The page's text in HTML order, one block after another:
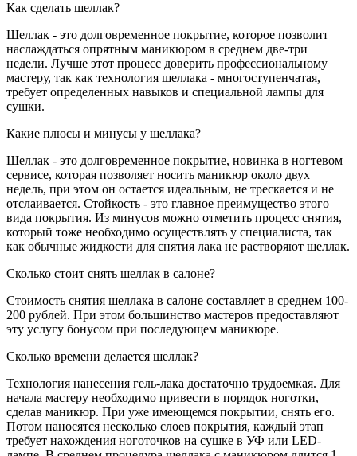
Как сделать шеллак?
Шеллак - это долговременное покрытие, которое позволит
наслаждаться опрятным маникюром в среднем две-три
недели. Лучше этот процесс доверить профессиональному
мастеру, так как технология шеллака - многоступенчатая,
требует определенных навыков и специальной лампы для
сушки.
Какие плюсы и минусы у шеллака?
Шеллак - это долговременное покрытие, новинка в ногтевом
сервисе, которая позволяет носить маникюр около двух
недель, при этом он остается идеальным, не трескается и не
отслаивается. Стойкость - это главное преимущество этого
вида покрытия. Из минусов можно отметить процесс снятия,
который тоже необходимо осуществлять у специалиста, так
как обычные жидкости для снятия лака не растворяют шеллак.
Сколько стоит снять шеллак в салоне?
Стоимость снятия шеллака в салоне составляет в среднем 100-
200 рублей. При этом большинство мастеров предоставляют
эту услугу бонусом при последующем маникюре.
Сколько времени делается шеллак?
Технология нанесения гель-лака достаточно трудоемкая. Для
начала мастеру необходимо привести в порядок ноготки,
сделав маникюр. При уже имеющемся покрытии, снять его.
Потом наносятся несколько слоев покрытия, каждый этап
требует нахождения ноготочков на сушке в УФ или LED-